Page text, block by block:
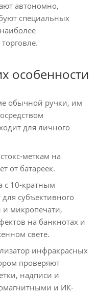
автономно,
специальных
особенности
обычной ручки, им
для личного
меткам на
от батареек.
с 10-кратным
субъективного
и микропечати,
на банкнотах и
свете.
инфракрасных
проверяют
надписи и
и ИК-